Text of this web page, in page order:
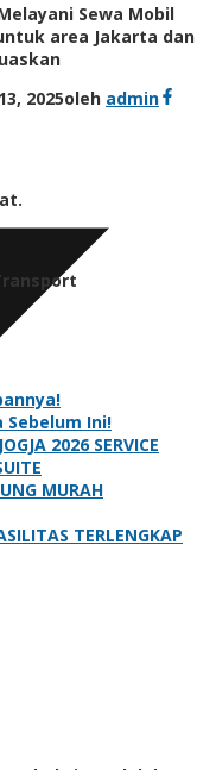
Sewa Mobil
area Jakarta dan
2025oleh admin
Sebelum Ini!
2026 SERVICE
MURAH
TERLENGKAP